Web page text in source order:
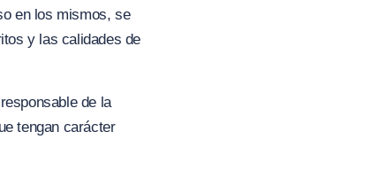
en los mismos, se
y las calidades de
de la
tengan carácter